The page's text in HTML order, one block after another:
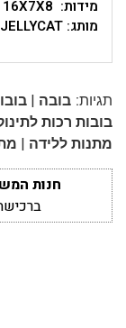
מידות: 16X7X8 ס"מ
מותג: JELLYCAT
תגיות: בובה |
בובות רכות
מתנות ללידה |
חנות
ברכישה מעל 250₪